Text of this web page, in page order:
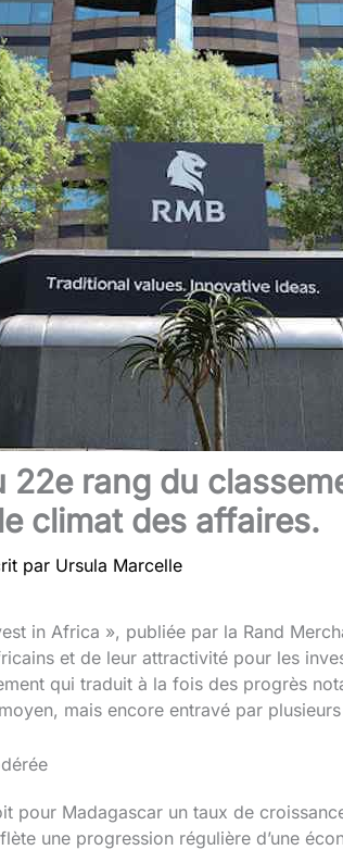
22e rang du
climat des affaires.
par Ursula Marcelle
in Africa », publiée par la Rand
et de leur attractivité pour les
qui traduit à la fois des progrès
mais encore entravé par
pour Madagascar un taux de
une progression régulière d’une